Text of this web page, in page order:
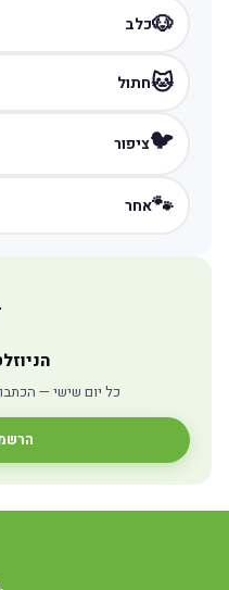
🐶כלב
🐱חתול
🐦ציפור
🐾אחר
כל יום שישי —